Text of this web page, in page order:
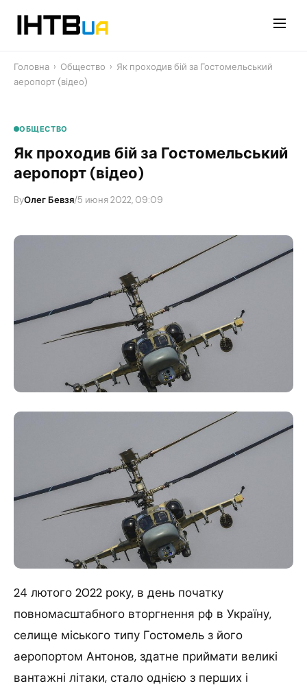
Головна › Общество › Як проходив бій за Гостомельський
аеропорт (відео)
ОБЩЕСТВО
Як проходив бій за Гостомельський
аеропорт (відео)
ByОлег Бевзя/5 июня 2022, 09:09
24 лютого 2022 року, в день початку
повномасштабного вторгнення рф в Україну,
селище міського типу Гостомель з його
аеропортом Антонов, здатне приймати великі
вантажні літаки, стало однією з перших і